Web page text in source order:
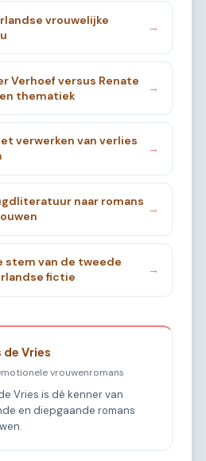
vrouwelijke
→
Verhoef versus Renate
thematiek
→
verwerken van verlies
→
naar romans
→
stem van de tweede
fictie
→
de Vries
vrouwenromans
Vries is dé kenner van
en diepgaande romans